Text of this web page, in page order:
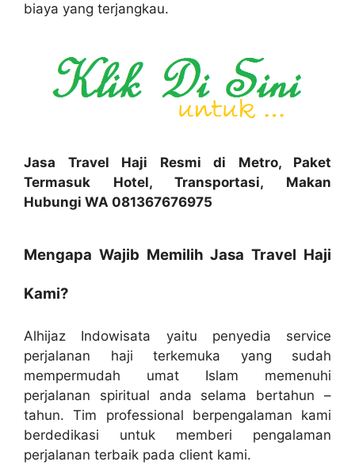
biaya yang terjangkau.
Jasa Travel Haji Resmi di Metro, Paket
Termasuk Hotel, Transportasi, Makan
Hubungi WA 081367676975
Mengapa Wajib Memilih Jasa Travel Haji
Kami?
Alhijaz Indowisata yaitu penyedia service
perjalanan haji terkemuka yang sudah
mempermudah umat Islam memenuhi
perjalanan spiritual anda selama bertahun –
tahun. Tim professional berpengalaman kami
berdedikasi untuk memberi pengalaman
perjalanan terbaik pada client kami.